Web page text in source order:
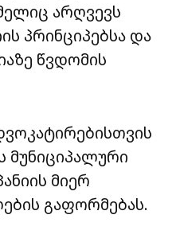
არღვევს
პრინციპებსა და
წვდომის
მუნიციპალური
მიერ
გაფორმებას.